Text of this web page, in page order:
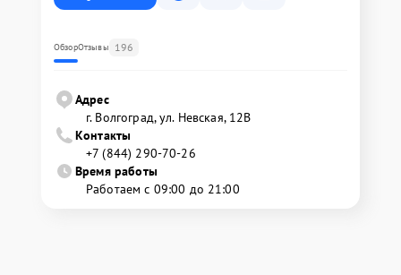
ОбзорОтзывы 196
Адрес
г. Волгоград, ул. Невская, 12В
Контакты
+7 (844) 290-70-26
Время работы
Работаем с 09:00 до 21:00